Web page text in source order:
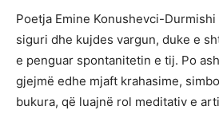
Poetja Emine Konushevci-
siguri dhe kujdes vargun, duke e
e penguar spontanitetin e tij. Po
gjejmë edhe mjaft krahasime,
bukura, që luajnë rol meditativ e